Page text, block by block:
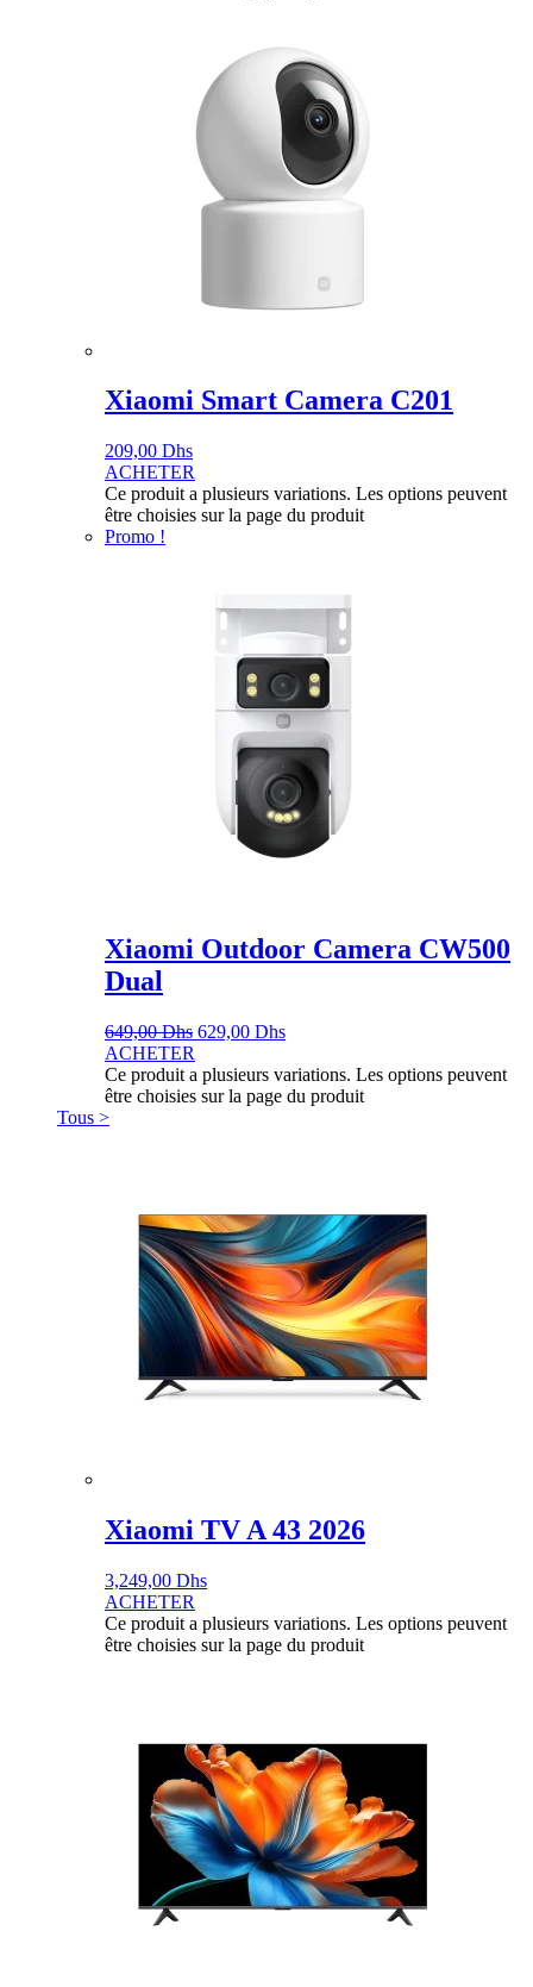
Xiaomi Smart Camera C201
209,00 Dhs
ACHETER
Ce produit a plusieurs variations. Les options peuvent
être choisies sur la page du produit
Promo !
Xiaomi Outdoor Camera CW500
Dual
649,00Dhs 629,00 Dhs
ACHETER
Ce produit a plusieurs variations. Les options peuvent
être choisies sur la page du produit
Tous >
Xiaomi TV A 43 2026
3,249,00 Dhs
ACHETER
Ce produit a plusieurs variations. Les options peuvent
être choisies sur la page du produit